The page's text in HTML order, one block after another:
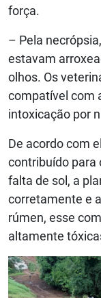
força.
– Pela
estavam
olhos. Os
compatível com
intoxicação por
De acordo com
contribuído para
falta de sol, a
corretamente e
rúmen, esse
altamente